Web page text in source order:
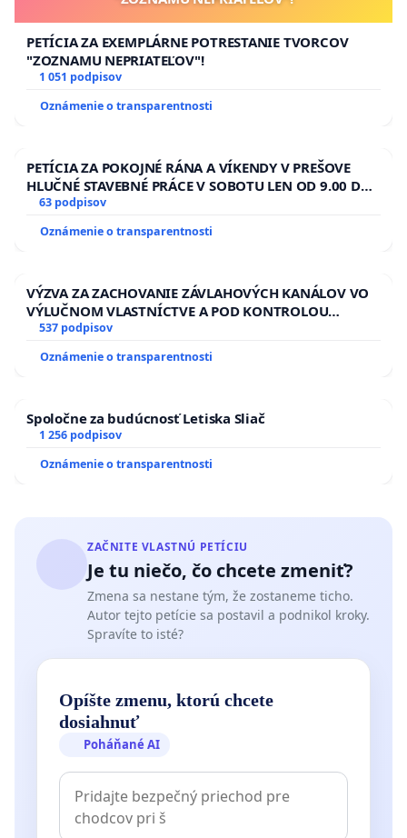
PETÍCIA ZA EXEMPLÁRNE POTRESTANIE TVORCOV
"ZOZNAMU NEPRIATEĽOV"!
1 051 podpisov
Oznámenie o transparentnosti
PETÍCIA ZA POKOJNÉ RÁNA A VÍKENDY V PREŠOVE
HLUČNÉ STAVEBNÉ PRÁCE V SOBOTU LEN OD 9.00 DO
13.00 HOD., CEZ PRACOVNÝ TÝŽDEŇ CIEĽ 8.00 – 18.00
ĎUMBIERSKEJ/MAGU
63 podpisov
Oznámenie o transparentnosti
VÝZVA ZA ZACHOVANIE ZÁVLAHOVÝCH KANÁLOV VO
VÝLUČNOM VLASTNÍCTVE A POD KONTROLOU
SLOVENSKEJ REPUBLIKY & žiadosť na riešenie
kanálov na Slovensku
537 podpisov
Oznámenie o transparentnosti
Spoločne za budúcnosť Letiska Sliač
1 256 podpisov
Oznámenie o transparentnosti
ZAČNITE VLASTNÚ PETÍCIU
Je tu niečo, čo chcete zmeniť?
Zmena sa nestane tým, že zostaneme ticho.
Autor tejto petície sa postavil a podnikol kroky.
Spravíte to isté?
Opíšte zmenu, ktorú chcete
dosiahnuť
Poháňané AI